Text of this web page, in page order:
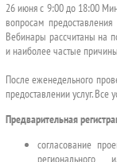
26 июня с 9:00 до 18:00
вопросам
Вебинары рассчитаны на
и наиболее частые
После еженедельного
предоставлении услуг. Все
Предварительная
согласование